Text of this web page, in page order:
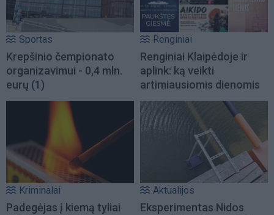
Sportas
Krepšinio čempionato
organizavimui - 0,4 mln.
eurų (1)
Renginiai
Renginiai Klaipėdoje ir
aplink: ką veikti
artimiausiomis dienomis
Kriminalai
Padegėjas į kiemą tyliai
Aktualijos
Eksperimentas Nidos